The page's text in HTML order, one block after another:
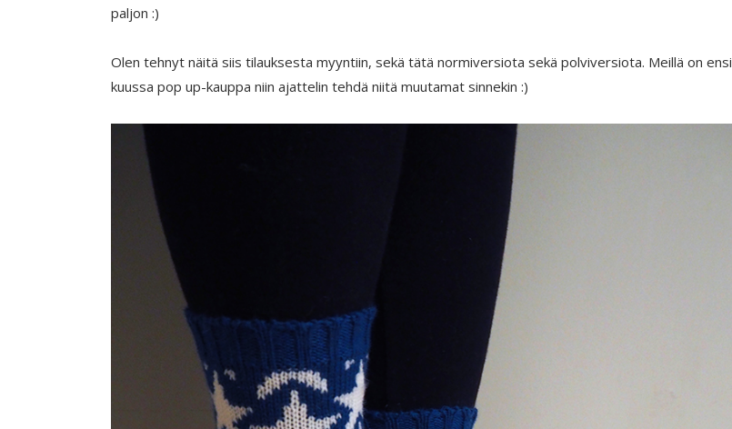
paljon :)
Olen tehnyt näitä siis tilauksesta myyntiin, sekä tätä normiversiota sekä polviversiota. Meillä on ensi
kuussa pop up-kauppa niin ajattelin tehdä niitä muutamat sinnekin :)